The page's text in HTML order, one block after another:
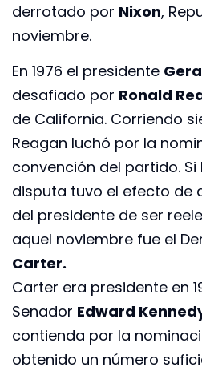
derrotado por Nixon,
noviembre.
En 1976 el presidente
desafiado por Ronald
de California. Corriendo
Reagan luchó por la
convención del partido.
disputa tuvo el efecto de
del presidente de ser
aquel noviembre fue el
Carter.
Carter era presidente en
Senador Edward
contienda por la
obtenido un número